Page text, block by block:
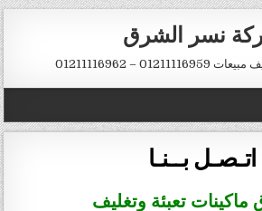
نسر الشرق
– 01211116962
اتـصـل بــنـا
تعبئة وتغليف